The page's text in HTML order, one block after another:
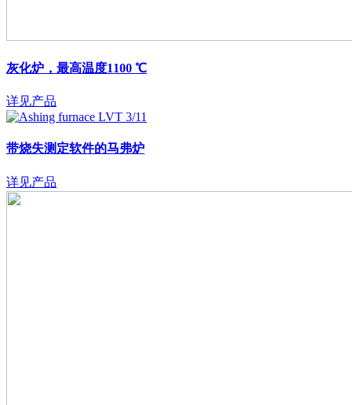
灰化炉，最高温度1100 ℃
详见产品
带烧失测定软件的马弗炉
详见产品